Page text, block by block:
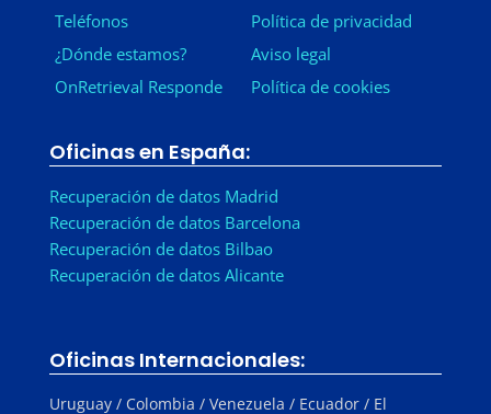
Teléfonos
¿Dónde estamos?
OnRetrieval Responde
Política de privacidad
Aviso legal
Política de cookies
Oficinas en España:
Recuperación de datos Madrid
Recuperación de datos Barcelona
Recuperación de datos Bilbao
Recuperación de datos Alicante
Oficinas Internacionales:
Uruguay / Colombia / Venezuela / Ecuador / El